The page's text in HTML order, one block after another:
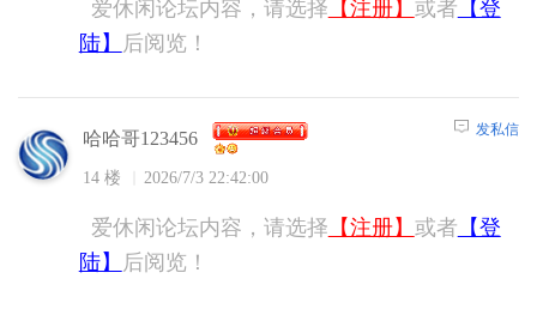
爱休闲论坛内容，请选择 【注册】 或者 【登
陆】
后阅览！
哈哈哥123456
14 楼 2026/7/3 22:42:00
发私信
爱休闲论坛内容，请选择 【注册】 或者 【登
陆】
后阅览！